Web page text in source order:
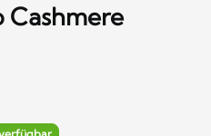
Cashmere